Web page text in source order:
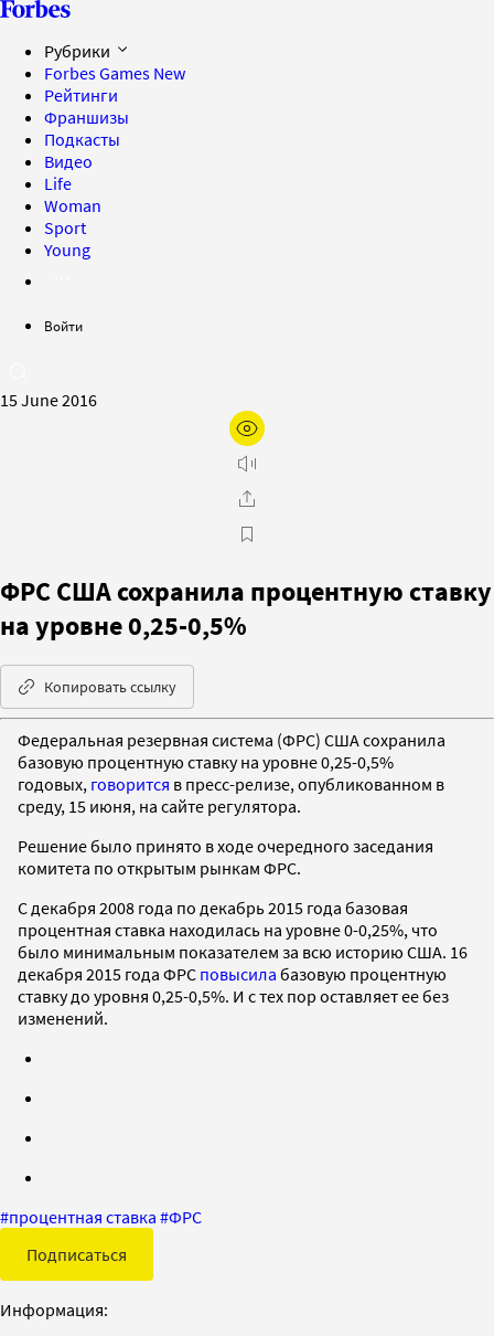
Рубрики
Forbes Games New
Рейтинги
Франшизы
Подкасты
Видео
Life
Woman
Sport
Young
Войти
15 June 2016
ФРС США сохранила процентную ставку
на уровне 0,25-0,5%
Копировать ссылку
Федеральная резервная система (ФРС) США сохранила
базовую процентную ставку на уровне 0,25-0,5%
годовых, говорится в пресс-релизе, опубликованном в
среду, 15 июня, на сайте регулятора.
Решение было принято в ходе очередного заседания
комитета по открытым рынкам ФРС.
С декабря 2008 года по декабрь 2015 года базовая
процентная ставка находилась на уровне 0-0,25%, что
было минимальным показателем за всю историю США. 16
декабря 2015 года ФРС повысила базовую процентную
ставку до уровня 0,25-0,5%. И с тех пор оставляет ее без
изменений.
#процентная ставка #ФРС
Подписаться
Информация: